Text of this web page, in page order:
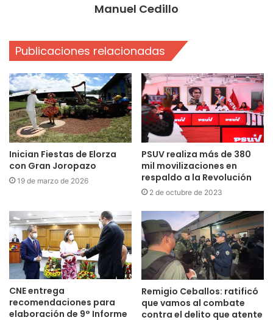
Manuel Cedillo
Publicaciones relacionadas
Inician Fiestas de Elorza
con Gran Joropazo
19 de marzo de 2026
PSUV realiza más de 380
mil movilizaciones en
respaldo a la Revolución
2 de octubre de 2023
CNE entrega
recomendaciones para
elaboración de 9° Informe
Remigio Ceballos: ratificó
que vamos al combate
contra el delito que atente